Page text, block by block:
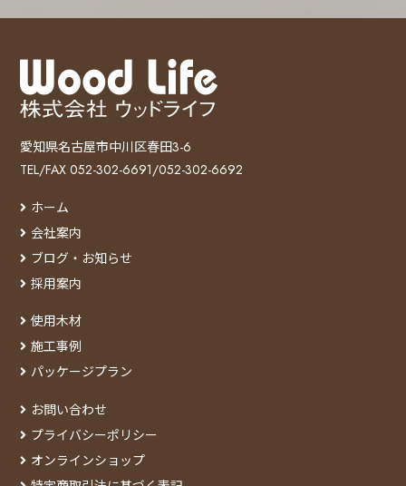
愛知県名古屋市中川区春田3-6
TEL/FAX 052-302-6691/052-302-6692
ホーム
会社案内
ブログ・お知らせ
採用案内
使用木材
施工事例
パッケージプラン
お問い合わせ
プライバシーポリシー
オンラインショップ